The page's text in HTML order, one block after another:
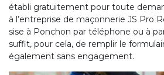
établi gratuitement pour toute
à l’entreprise de maçonnerie JS Pro
sise à Ponchon par téléphone ou à
suffit, pour cela, de remplir le
également sans engagement.